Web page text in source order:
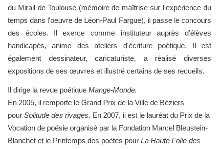
du Mirail de Toulouse (mémoire de maîtrise sur l'expérience du
temps dans l'oeuvre de Léon-Paul Fargue), il passe le concours
des écoles. Il
exerce comme instituteur auprès d’élèves
handicapés, anime des ateliers d'écriture poétique. Il est
également dessinateur, caricaturiste, a réalisé diverses
expositions de ses œuvres et illustré certains de ses recueils.
Il dirige la revue poétique Mange-Monde.
En 2005, il remporte le Grand Prix de la Ville de Béziers
pour Solitude des rivages. En 2007, il est le lauréat du Prix de la
Vocation de poésie organisé par la Fondation Marcel Bleustein-
Blanchet et le Printemps des poètes pour La Haute Folie des